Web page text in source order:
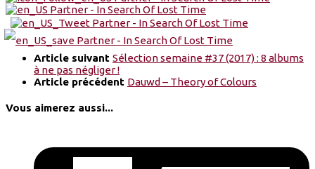
Article suivant Sélection semaine #37 (2017) : 8 albums
à ne pas négliger !
Article précédent Dauwd – Theory of Colours
Vous aimerez aussi...